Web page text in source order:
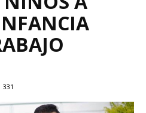
331